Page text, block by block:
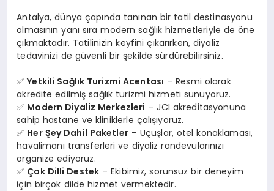
Antalya, dünya çapında tanınan bir tatil destinasyonu
olmasının yanı sıra modern sağlık hizmetleriyle de öne
çıkmaktadır. Tatilinizin keyfini çıkarırken, diyaliz
tedavinizi de güvenli bir şekilde sürdürebilirsiniz.
✅Yetkili Sağlık Turizmi Acentası – Resmi olarak
akredite edilmiş sağlık turizmi hizmeti sunuyoruz.
✅ Modern Diyaliz Merkezleri – JCI akreditasyonuna
sahip hastane ve kliniklerle çalışıyoruz.
✅ Her Şey Dahil Paketler– Uçuşlar, otel konaklaması,
havalimanı transferleri ve diyaliz randevularınızı
organize ediyoruz.
✅ Çok Dilli Destek – Ekibimiz, sorunsuz bir deneyim
için birçok dilde hizmet vermektedir.